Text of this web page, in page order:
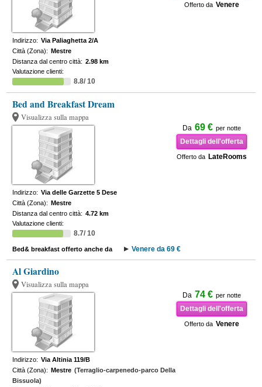
Offerto da Venere
Indirizzo: Via Paliaghetta 2/A
Città (Zona): Mestre
Distanza dal centro città: 2.98 km
Valutazione clienti:
8.8/ 10
Bed and Breakfast Dream
Visualizza sulla mappa
Da 69 € per notte
Dettagli dell'offerta
Offerto da LateRooms
Indirizzo: Via delle Garzette 5 Dese
Città (Zona): Mestre
Distanza dal centro città: 4.72 km
Valutazione clienti:
8.7/ 10
Bed& breakfast offerto anche da Venere da 69 €
Al Giardino
Visualizza sulla mappa
Da 74 € per notte
Dettagli dell'offerta
Offerto da Venere
Indirizzo: Via Altinia 119/B
Città (Zona): Mestre (Terraglio-carpenedo-parco Della
Bissuola)